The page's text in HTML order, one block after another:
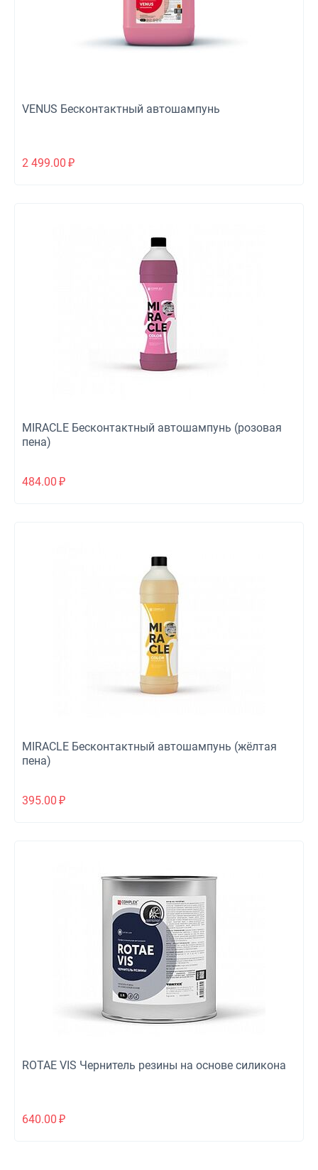
VENUS Бесконтактный автошампунь
2 499.00 ₽
MIRACLE Бесконтактный автошампунь (розовая
пена)
484.00 ₽
MIRACLE Бесконтактный автошампунь (жёлтая
пена)
395.00 ₽
ROTAE VIS Чернитель резины на основе силикона
640.00 ₽